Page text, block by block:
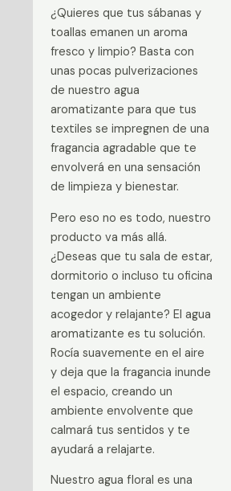
¿Quieres que tus sábanas y
toallas emanen un aroma
fresco y limpio? Basta con
unas pocas pulverizaciones
de nuestro agua
aromatizante para que tus
textiles se impregnen de una
fragancia agradable que te
envolverá en una sensación
de limpieza y bienestar.
Pero eso no es todo, nuestro
producto va más allá.
¿Deseas que tu sala de estar,
dormitorio o incluso tu oficina
tengan un ambiente
acogedor y relajante? El agua
aromatizante es tu solución.
Rocía suavemente en el aire
y deja que la fragancia inunde
el espacio, creando un
ambiente envolvente que
calmará tus sentidos y te
ayudará a relajarte.
Nuestro agua floral es una